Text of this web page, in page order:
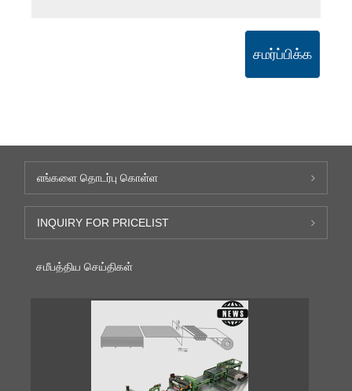
சமர்ப்பிக்க
எங்களை தொடர்பு கொள்ள
INQUIRY FOR PRICELIST
சமீபத்திய செய்திகள்